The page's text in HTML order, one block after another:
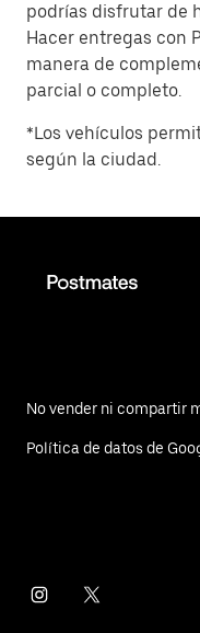
podrías disfrutar de
Hacer entregas con
manera de
parcial o completo.
*Los vehículos
según la ciudad.
No vender ni compartir
Política de datos de